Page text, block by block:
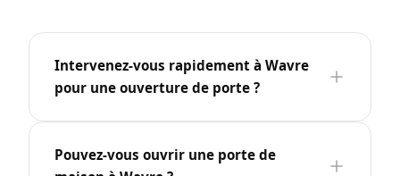
Intervenez-vous rapidement à Wavre
pour une ouverture de porte ?
Pouvez-vous ouvrir une porte de